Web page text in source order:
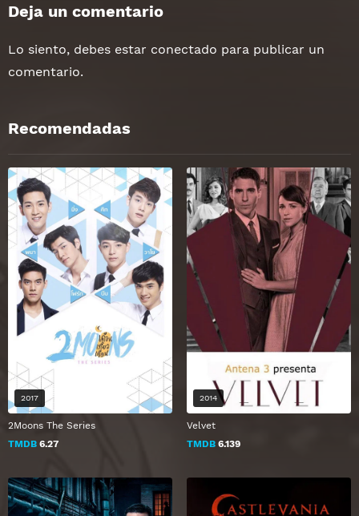
Deja un comentario
Lo siento, debes estar conectado para publicar un
comentario.
Recomendadas
2Moons The Series
TMDB 6.27
2017
Velvet
TMDB 6.139
2014